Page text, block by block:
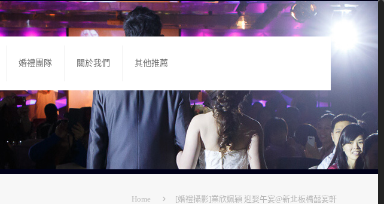
婚禮團隊 關於我們 其他推薦
Home [婚禮攝影]業欣姵穎 迎娶午宴@新北板橋囍宴軒